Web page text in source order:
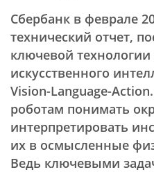
Сбербанк в феврале
технический отчет,
ключевой технологии
искусственного
Vision-Language-
роботам понимать
интерпретировать
их в осмысленные
Ведь ключевыми